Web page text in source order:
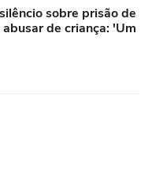
sobre prisão de
de criança: 'Um